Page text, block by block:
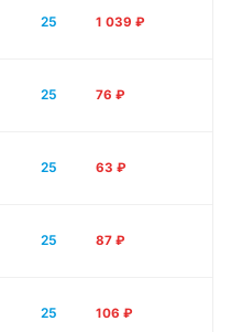
25 1 039 ₽
25 76 ₽
25 63 ₽
25 87 ₽
25 106 ₽